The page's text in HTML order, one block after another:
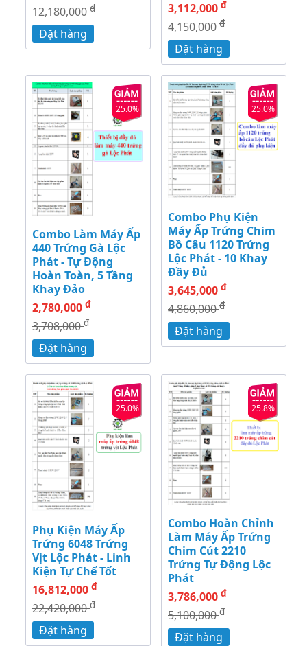
12,180,000đ
Đặt hàng
3,112,000 đ
4,150,000đ
Đặt hàng
25.0%
Combo Làm Máy Ấp
440 Trứng Gà Lộc
Phát - Tự Động
Hoàn Toàn, 5 Tầng
Khay Đảo
2,780,000 đ
3,708,000đ
Đặt hàng
25.0%
Combo Phụ Kiện
Máy Ấp Trứng Chim
Bồ Câu 1120 Trứng
Lộc Phát - 10 Khay
Đầy Đủ
3,645,000 đ
4,860,000đ
Đặt hàng
25.0%
Phụ Kiện Máy Ấp
Trứng 6048 Trứng
Vịt Lộc Phát - Linh
Kiện Tự Chế Tốt
16,812,000 đ
22,420,000đ
Đặt hàng
25.8%
Combo Hoàn Chỉnh
Làm Máy Ấp Trứng
Chim Cút 2210
Trứng Tự Động Lộc
Phát
3,786,000 đ
5,100,000đ
Đặt hàng